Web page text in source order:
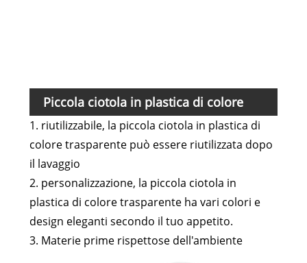
Piccola ciotola in plastica di colore
trasparente Yibo Caratteristica e
applicazione
1. riutilizzabile, la piccola ciotola in plastica di
colore trasparente può essere riutilizzata dopo
il lavaggio
2. personalizzazione, la piccola ciotola in
plastica di colore trasparente ha vari colori e
design eleganti secondo il tuo appetito.
3. Materie prime rispettose dell'ambiente